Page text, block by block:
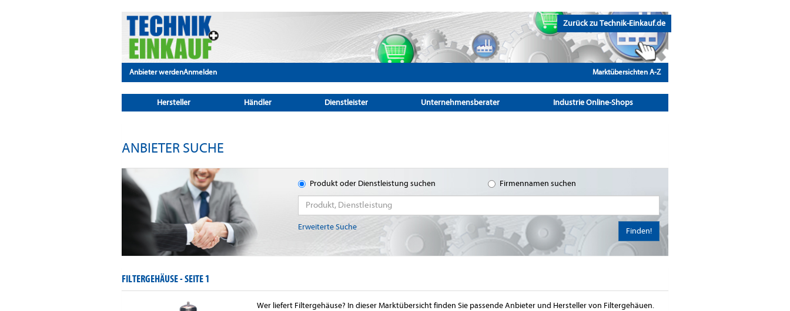
Zurück zu Technik-Einkauf.de
Anbieter werdenAnmelden Marktübersichten A-Z
Hersteller Händler Dienstleister Unternehmensberater Industrie Online-Shops
ANBIETER SUCHE
Produkt oder Dienstleistung suchen Firmennamen suchen
Erweiterte Suche Finden!
FILTERGEHÄUSE -SEITE 1
Wer liefert Filtergehäuse? In dieser Marktübersicht finden Sie passende Anbieter und Hersteller von Filtergehäuen.